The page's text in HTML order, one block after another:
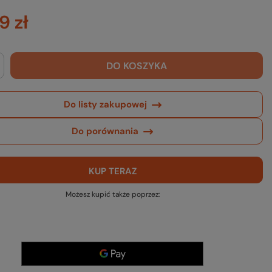
zł
DO KOSZYKA
Do listy zakupowej
Do porównania
KUP TERAZ
Możesz kupić także poprzez: